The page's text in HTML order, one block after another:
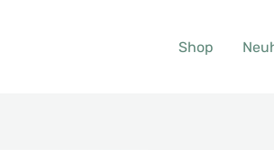
Shop